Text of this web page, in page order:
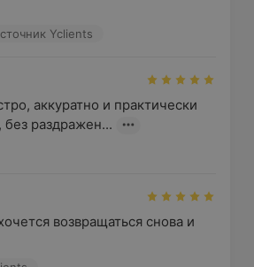
Yclients
аккуратно и практически
раздражен...
возвращаться снова и